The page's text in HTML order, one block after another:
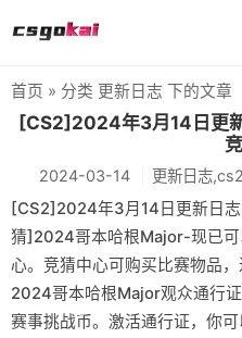
首页 » 分类 更新日志 下的文章
[CS2]2024年3月14日更
2024-03-14 更新日志,cs2
[CS2]2024年3月14日更新日
猜]2024哥本哈根Major-现已
心。竞猜中心可购买比赛物品
2024哥本哈根Major观众通行
赛事挑战币。激活通行证，你